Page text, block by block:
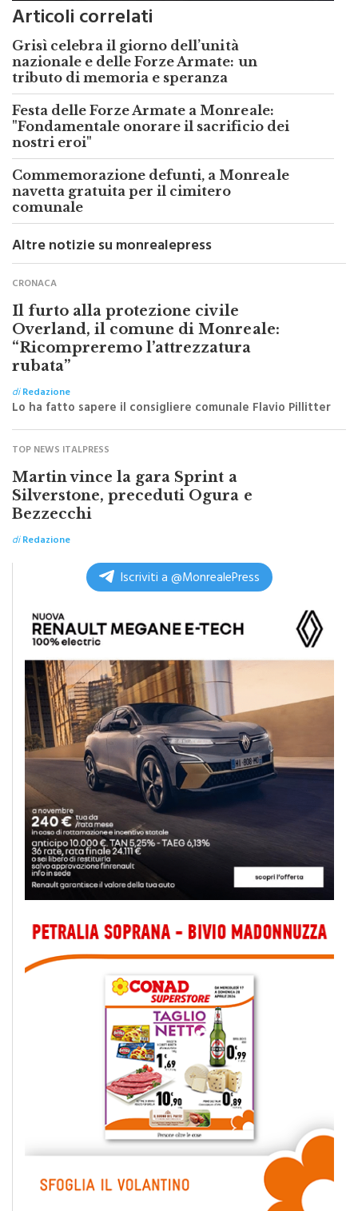
Articoli correlati
Grisì celebra il giorno dell’unità
nazionale e delle Forze Armate: un
tributo di memoria e speranza
Festa delle Forze Armate a Monreale:
"Fondamentale onorare il sacrificio dei
nostri eroi"
Commemorazione defunti, a Monreale
navetta gratuita per il cimitero
comunale
Altre notizie su monrealepress
CRONACA
Il furto alla protezione civile
Overland, il comune di Monreale:
“Ricompreremo l’attrezzatura
rubata”
diRedazione
Lo ha fatto sapere il consigliere comunale Flavio Pillitter
TOP NEWS ITALPRESS
Martin vince la gara Sprint a
Silverstone, preceduti Ogura e
Bezzecchi
di